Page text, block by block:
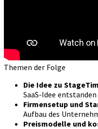
Themen der Folge
Die Idee zu
SaaS-Idee
Firmensetup und
Aufbau des
Preismodelle und